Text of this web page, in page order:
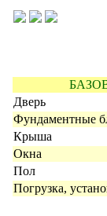
Дверь
Фундаментные
Крыша
Окна
Пол
Погрузка,